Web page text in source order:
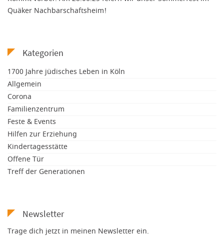
Quäker Nachbarschaftsheim!
Kategorien
1700 Jahre jüdisches Leben in Köln
Allgemein
Corona
Familienzentrum
Feste & Events
Hilfen zur Erziehung
Kindertagesstätte
Offene Tür
Treff der Generationen
Newsletter
Trage dich jetzt in meinen Newsletter ein.